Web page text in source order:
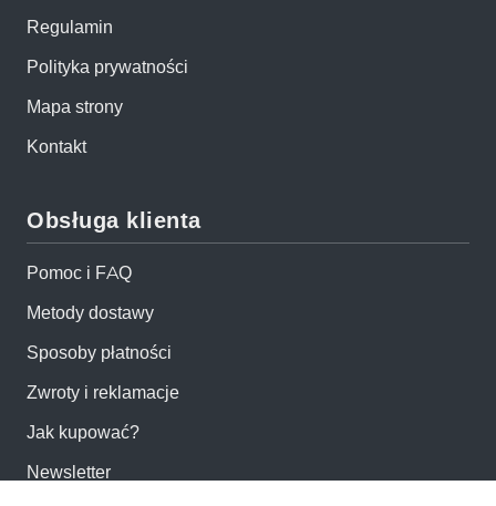
Regulamin
Polityka prywatności
Mapa strony
Kontakt
Obsługa klienta
Pomoc i FAQ
Metody dostawy
Sposoby płatności
Zwroty i reklamacje
Jak kupować?
Newsletter